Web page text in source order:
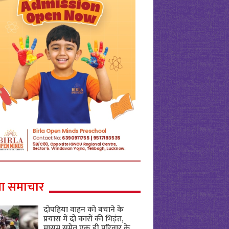
समाचार
दोपहिया वाहन को बचाने के
प्रयास में दो कारों की भिड़ंत,